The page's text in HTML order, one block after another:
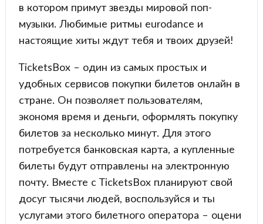
в котором примут звезды мировой поп-
музыки. Любимые ритмы eurodance и
настоящие хиты ждут тебя и твоих друзей!
TicketsBox – один из самых простых и
удобных сервисов покупки билетов онлайн в
стране. Он позволяет пользователям,
экономя время и деньги, оформлять покупку
билетов за несколько минут. Для этого
потребуется банковская карта, а купленные
билеты будут отправлены на электронную
почту. Вместе с TicketsBox планируют свой
досуг тысячи людей, воспользуйся и ты
услугами этого билетного оператора – оцени